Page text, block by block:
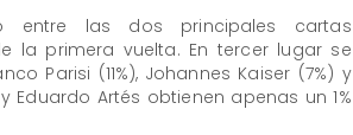
entre las dos principales cartas
la primera vuelta. En tercer lugar se
Parisi (11%), Johannes Kaiser (7%) y
Eduardo Artés obtienen apenas un 1%